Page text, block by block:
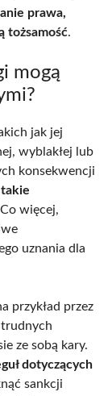
prawa,
tożsamość.
mogą
jak jej
wyblakłej lub
konsekwencji
więcej,
uznania dla
przykład przez
trudnych
ze sobą kary.
dotyczących
sankcji